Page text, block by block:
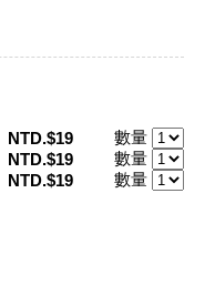
NTD.$19
數量
NTD.$19
數量
NTD.$19 數量